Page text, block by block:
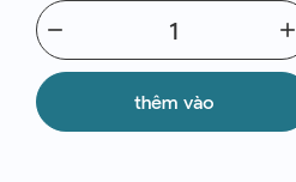
add
remove
thêm vào